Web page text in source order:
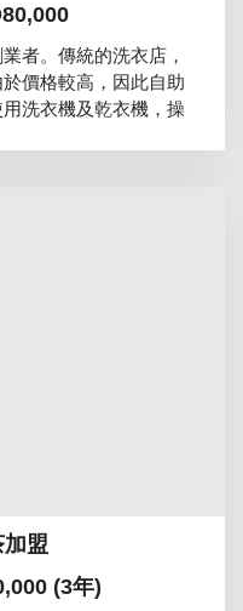
者。傳統的洗衣店，
價格較高，因此自助
洗衣機及乾衣機，操
盟
(3年)